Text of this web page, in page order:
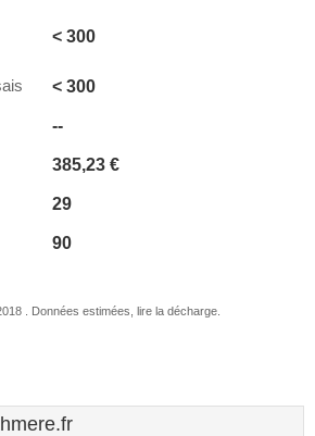
< 300
< 300
--
385,23 €
29
90
. Données estimées, lire la décharge.